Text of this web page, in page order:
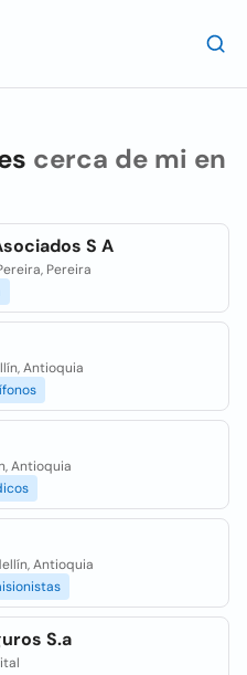
cerca de mi en
S A
Pereira
Antioquia
Antioquia
Antioquia
S.a